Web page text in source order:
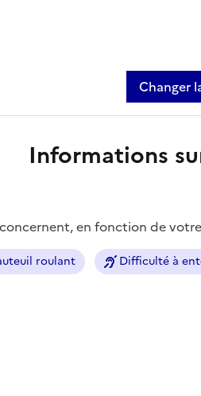
Changer
Informations
en fonction de
roulant Difficulté à